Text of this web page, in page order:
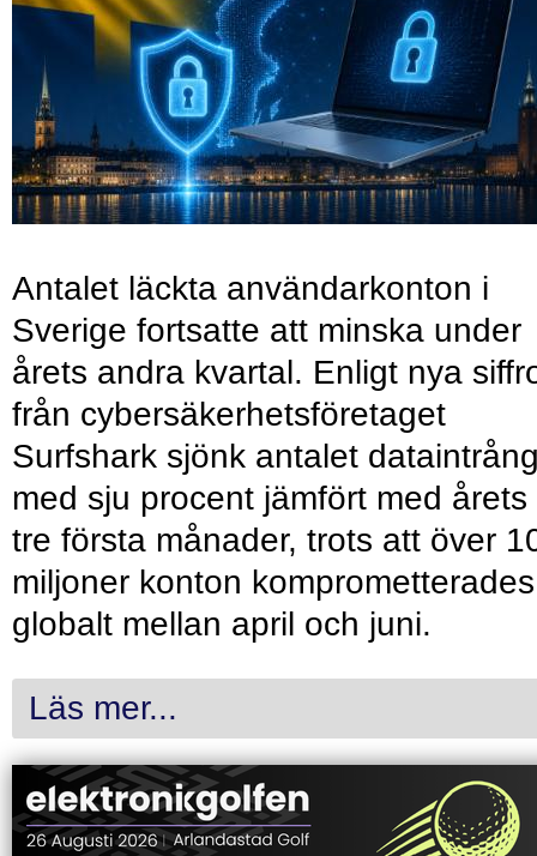
Antalet läckta användarkonton i
Sverige fortsatte att minska under
årets andra kvartal. Enligt nya
från cybersäkerhetsföretaget
Surfshark sjönk antalet
med sju procent jämfört med årets
tre första månader, trots att över
miljoner konton komprometterades
globalt mellan april och juni.
Läs mer...